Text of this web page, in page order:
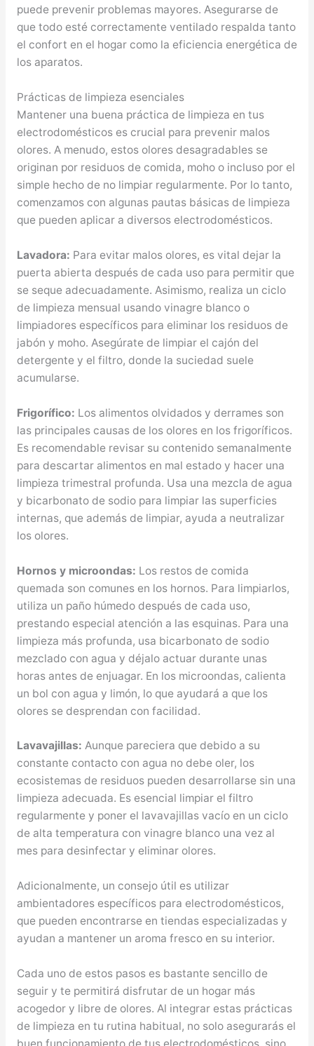
puede prevenir problemas mayores. Asegurarse de
que todo esté correctamente ventilado respalda tanto
el confort en el hogar como la eficiencia energética de
los aparatos.
Prácticas de limpieza esenciales
Mantener una buena práctica de limpieza en tus
electrodomésticos es crucial para prevenir malos
olores. A menudo, estos olores desagradables se
originan por residuos de comida, moho o incluso por el
simple hecho de no limpiar regularmente. Por lo tanto,
comenzamos con algunas pautas básicas de limpieza
que pueden aplicar a diversos electrodomésticos.
Lavadora: Para evitar malos olores, es vital dejar la
puerta abierta después de cada uso para permitir que
se seque adecuadamente. Asimismo, realiza un ciclo
de limpieza mensual usando vinagre blanco o
limpiadores específicos para eliminar los residuos de
jabón y moho. Asegúrate de limpiar el cajón del
detergente y el filtro, donde la suciedad suele
acumularse.
Frigorífico: Los alimentos olvidados y derrames son
las principales causas de los olores en los frigoríficos.
Es recomendable revisar su contenido semanalmente
para descartar alimentos en mal estado y hacer una
limpieza trimestral profunda. Usa una mezcla de agua
y bicarbonato de sodio para limpiar las superficies
internas, que además de limpiar, ayuda a neutralizar
los olores.
Hornos y microondas: Los restos de comida
quemada son comunes en los hornos. Para limpiarlos,
utiliza un paño húmedo después de cada uso,
prestando especial atención a las esquinas. Para una
limpieza más profunda, usa bicarbonato de sodio
mezclado con agua y déjalo actuar durante unas
horas antes de enjuagar. En los microondas, calienta
un bol con agua y limón, lo que ayudará a que los
olores se desprendan con facilidad.
Lavavajillas: Aunque pareciera que debido a su
constante contacto con agua no debe oler, los
ecosistemas de residuos pueden desarrollarse sin una
limpieza adecuada. Es esencial limpiar el filtro
regularmente y poner el lavavajillas vacío en un ciclo
de alta temperatura con vinagre blanco una vez al
mes para desinfectar y eliminar olores.
Adicionalmente, un consejo útil es utilizar
ambientadores específicos para electrodomésticos,
que pueden encontrarse en tiendas especializadas y
ayudan a mantener un aroma fresco en su interior.
Cada uno de estos pasos es bastante sencillo de
seguir y te permitirá disfrutar de un hogar más
acogedor y libre de olores. Al integrar estas prácticas
de limpieza en tu rutina habitual, no solo asegurarás el